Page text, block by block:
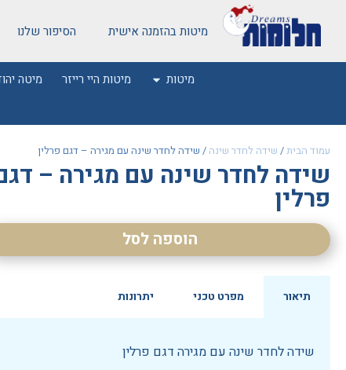
מיטות בהזמנה אישית הסיפור שלנו
מיטות מיטות היי רייזר מיטה
עמוד הבית/ שידה לחדר שינה / שידה לחדר שינה עם מגירה – דגם פרלין
שידה לחדר שינה עם מגירה –
פרלין
הוספה לסל
תיאור מפרט טכני יתרונות
שידה לחדר שינה עם מגירה דגם פרלין